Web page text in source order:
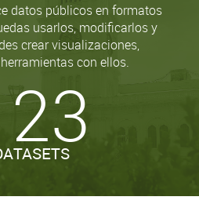
datos públicos en formatos
usarlos, modificarlos y
crear visualizaciones,
con ellos.